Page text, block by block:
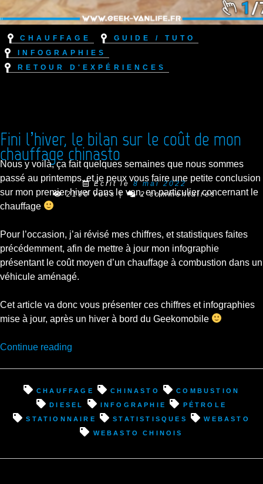
Chauffage
Guide / Tuto
Infographies
Retour d'expériences
Fini l’hiver, le bilan sur le coût de mon
chauffage chinasto
Ecrit le8 mai 2022
2100 vues
| 2 commentaires
Nous y voilà, ça fait quelques semaines que nous sommes
passé au printemps, et je peux vous faire une petite conclusion
sur mon premier hiver dans le van, en particulier concernant le
chauffage
Pour l’occasion, j’ai révisé mes chiffres, et statistiques faites
précédemment, afin de mettre à jour mon infographie
présentant le coût moyen d’un chauffage à combustion dans un
véhicule aménagé.
Cet article va donc vous présenter ces chiffres et infographies
mise à jour, après un hiver à bord du Geekomobile
Continue reading
bilan
sur
le
coût
mon
chauffage chinasto
combustion
diesel
infographie
pétrole
stationnaire
statistisques
webasto
webasto chinois